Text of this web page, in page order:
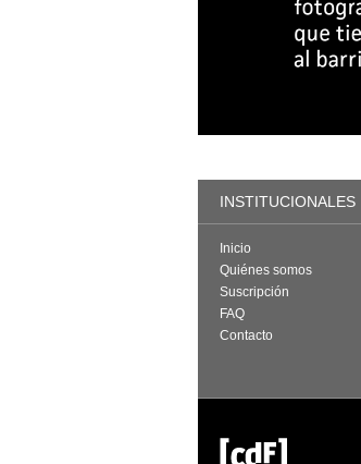
INSTITUCIONALES
Inicio
Quiénes somos
Suscripción
FAQ
Contacto